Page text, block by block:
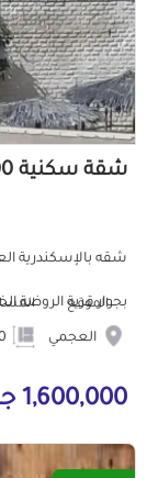
شقة سكنية 200م للبيع كاش بالعجمي الإسكندرية
شقه بالإسكندرية
بجوار قرية الروضة
الموقع
العجمي
1,600,000 جنيه